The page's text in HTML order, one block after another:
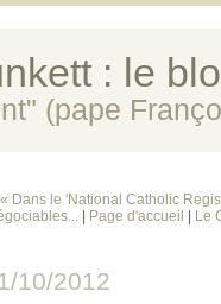
: le
(pape
« Dans le 'National Catholic
Page d'accueil Le
10/2012